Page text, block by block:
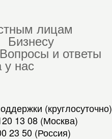
лицам
Бизнесу
Вопросы и ответы
у нас
(круглосуточно)
13 08 (Москва)
23 50 (Россия)